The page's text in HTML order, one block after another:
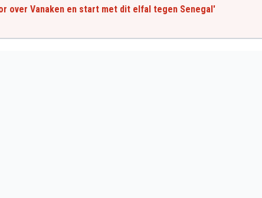
over Vanaken en start met dit elfal tegen Senegal'